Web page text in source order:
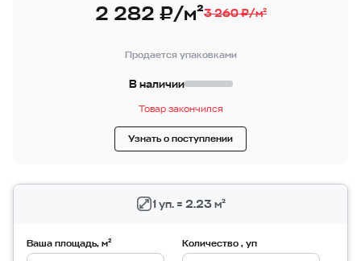
2 282 ₽/м²3 260 ₽/м²
Продается упаковками
В наличии
Товар закончился
Узнать о поступлении
1 уп. = 2.23 м²
Ваша площадь, м² Количество , уп